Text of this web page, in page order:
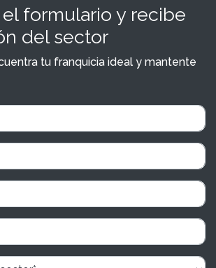
formulario y recibe
del sector
tu franquicia ideal y mantente